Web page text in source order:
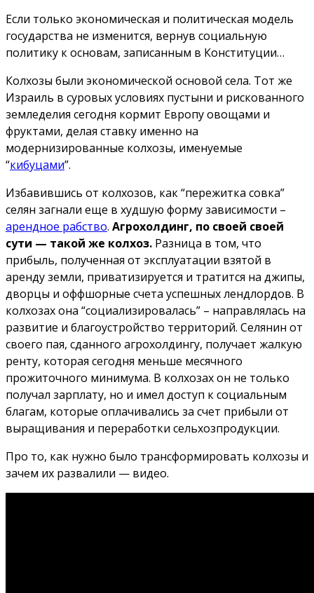
Если только экономическая и политическая модель
государства не изменится, вернув социальную
политику к основам, записанным в Конституции…
Колхозы были экономической основой села. Тот же
Израиль в суровых условиях пустыни и рискованного
земледелия сегодня кормит Европу овощами и
фруктами, делая ставку именно на
модернизированные колхозы, именуемые
“кибуцами”.
Избавившись от колхозов, как “пережитка совка”
селян загнали еще в худшую форму зависимости –
арендное рабство. Агрохолдинг, по своей своей
сути — такой же колхоз. Разница в том, что
прибыль, полученная от эксплуатации взятой в
аренду земли, приватизируется и тратится на джипы,
дворцы и оффшорные счета успешных лендлордов. В
колхозах она “социализировалась” – направлялась на
развитие и благоустройство территорий. Селянин от
своего пая, сданного агрохолдингу, получает жалкую
ренту, которая сегодня меньше месячного
прожиточного минимума. В колхозах он не только
получал зарплату, но и имел доступ к социальным
благам, которые оплачивались за счет прибыли от
выращивания и переработки сельхозпродукции.
Про то, как нужно было трансформировать колхозы и
зачем их развалили — видео.